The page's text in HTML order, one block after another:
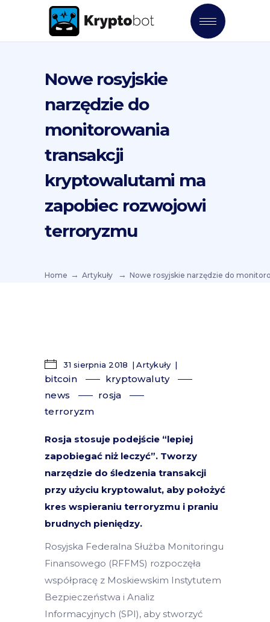
Nowe rosyjskie
narzędzie do
monitorowania
transakcji
kryptowalutami ma
zapobiec rozwojowi
terroryzmu
Home Artykuły Nowe rosyjskie narzędzie do
31 sierpnia 2018 Artykuły
bitcoin
kryptowaluty
news
rosja
terroryzm
Rosja stosuje podejście “lepiej
zapobiegać niż leczyć”. Tworzy
narzędzie do śledzenia transakcji
przy użyciu kryptowalut, aby położyć
kres wspieraniu terroryzmu i praniu
brudnych pieniędzy.
Rosyjska Federalna Służba Monitoringu
Finansowego (RFFMS) rozpoczęła
współpracę z Moskiewskim Instytutem
Bezpieczeństwa i Analiz
Informacyjnych (SPI), aby stworzyć